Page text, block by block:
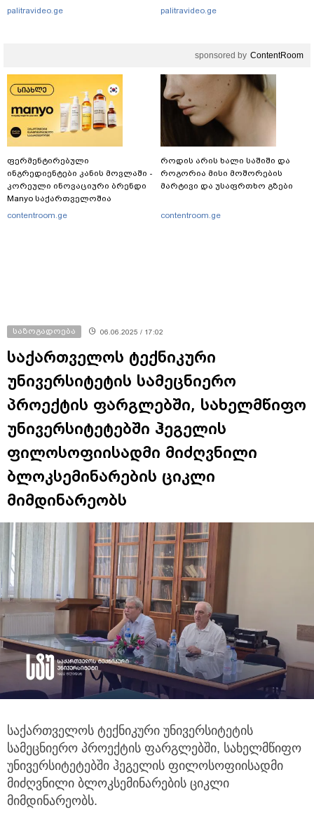
ლაივის დროს - რას ამბობს
palitravideo.ge
ადვოკატი, ტარიელ კაკაბაძე?
palitravideo.ge
sponsored by ContentRoom
ფერმენტირებული
ინგრედიენტები კანის მოვლაში -
კორეული ინოვაციური ბრენდი
Manyo საქართველოშია
contentroom.ge
როდის არის ხალი საშიში და
როგორია მისი მოშორების
მარტივი და უსაფრთხო გზები
contentroom.ge
საზოგადოება 06.06.2025 / 17:02
საქართველოს ტექნიკური
უნივერსიტეტის სამეცნიერო
პროექტის ფარგლებში, სახელმწიფო
უნივერსიტეტებში ჰეგელის
ფილოსოფიისადმი მიძღვნილი
ბლოკსემინარების ციკლი
მიმდინარეობს
საქართველოს ტექნიკური უნივერსიტეტის
სამეცნიერო პროექტის ფარგლებში, სახელმწიფო
უნივერსიტეტებში ჰეგელის ფილოსოფიისადმი
მიძღვნილი ბლოკსემინარების ციკლი
მიმდინარეობს.